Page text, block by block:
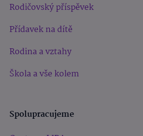
Rodičovský příspěvek
Přídavek na dítě
Rodina a vztahy
Škola a vše kolem
Spolupracujeme